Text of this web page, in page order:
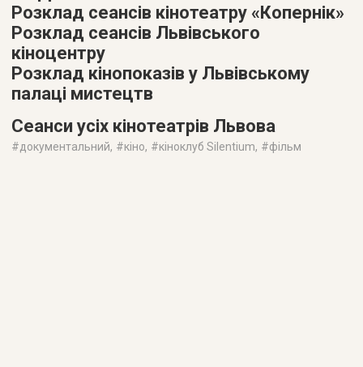
Розклад сеансів кінотеатру «Копернік»
Розклад сеансів Львівського
кіноцентру
Розклад кінопоказів у Львівському
палаці мистецтв
Сеанси усіх кінотеатрів Львова
#документальний, #кіно, #кіноклуб Silentium, #фільм